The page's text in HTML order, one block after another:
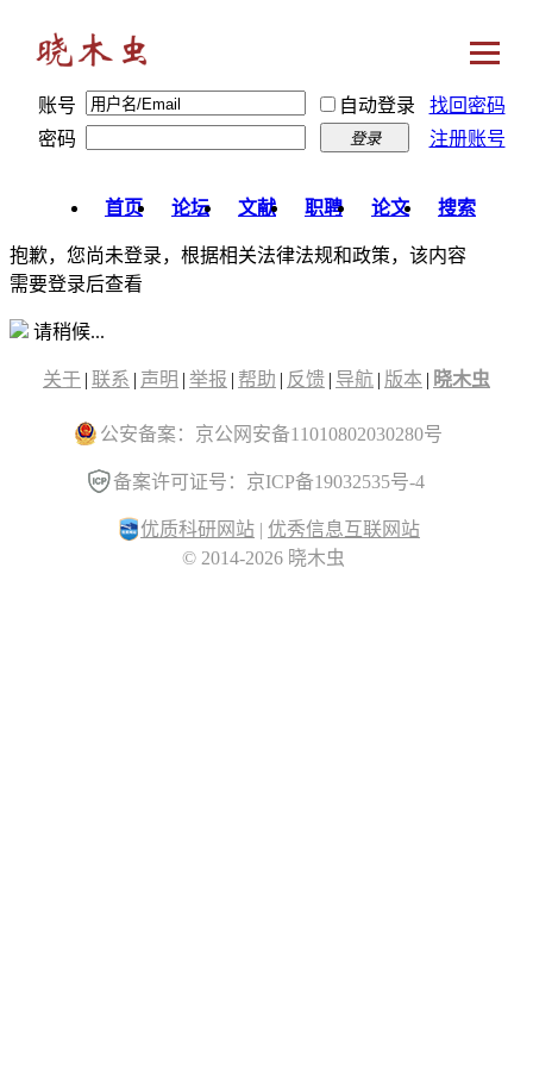
账号 自动登录
找回密码
密码
登录 注册账号
首页 论坛 文献 职聘 论文 搜索
抱歉，您尚未登录，根据相关法律法规和政策，该内容
需要登录后查看
请稍候...
关于 | 联系 | 声明 | 举报 | 帮助 | 反馈 | 导航 | 版本 | 晓木虫
公安备案：京公网安备11010802030280号
备案许可证号：京ICP备19032535号-4
优质科研网站 | 优秀信息互联网站
© 2014-2026 晓木虫